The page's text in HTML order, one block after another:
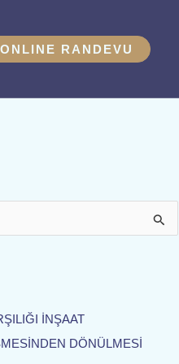
ONLINE RANDEVU
İNŞAAT
DÖNÜLMESİ